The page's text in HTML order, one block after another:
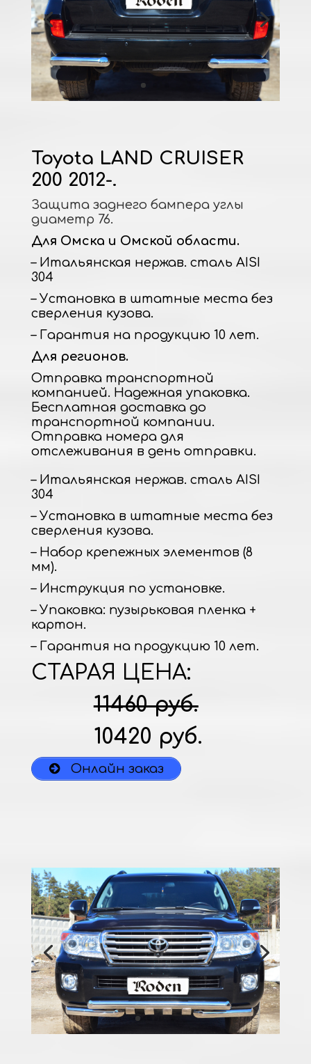
Toyota LAND CRUISER
200 2012-.
Защита заднего бампера углы
диаметр 76.
Для Омска и Омской области.
– Итальянская нержав. сталь AISI
304
– Установка в штатные места без
сверления кузова.
– Гарантия на продукцию 10 лет.
Для регионов.
Отправка транспортной
компанией. Надежная упаковка.
Бесплатная доставка до
транспортной компании.
Отправка номера для
отслеживания в день отправки.
– Итальянская нержав. сталь AISI
304
– Установка в штатные места без
сверления кузова.
– Набор крепежных элементов (8
мм).
– Инструкция по установке.
– Упаковка: пузырьковая пленка +
картон.
– Гарантия на продукцию 10 лет.
СТАРАЯ ЦЕНА:
11460 руб.
10420 руб.
Онлайн заказ